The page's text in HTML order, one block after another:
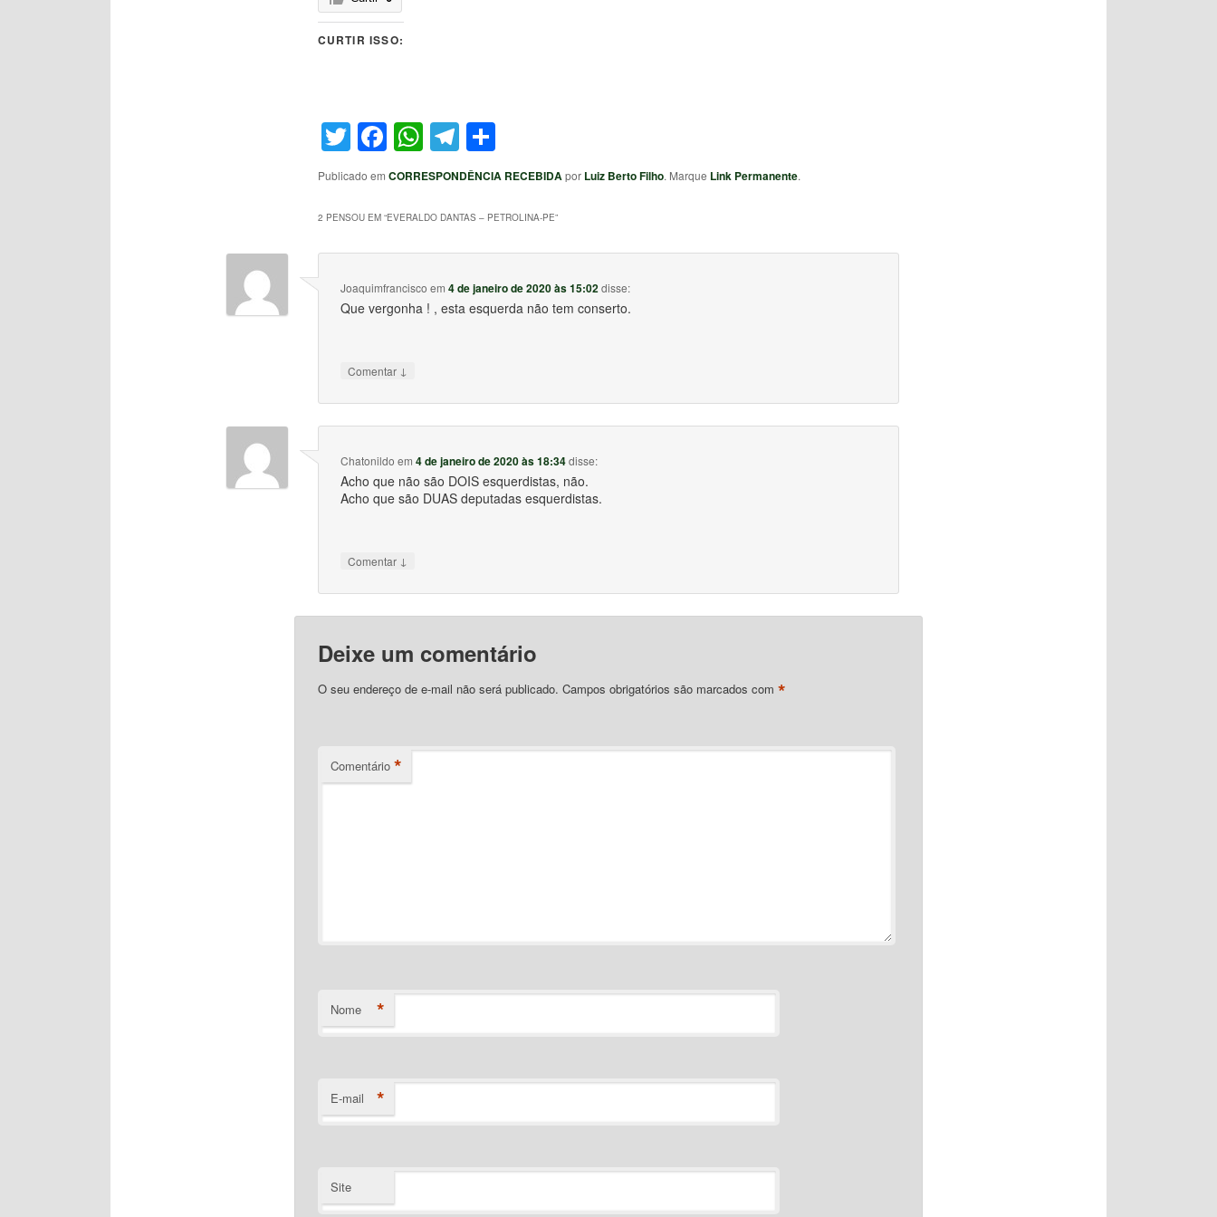
CURTIR ISSO:
Twitter
Facebook
WhatsApp
Telegram
Share
Publicado em CORRESPONDÊNCIA RECEBIDApor Luiz Berto Filho. Marque Link Permanente.
2 PENSOU EM “EVERALDO DANTAS – PETROLINA-PE”
Joaquimfrancisco em4 de janeiro de 2020 às 15:02disse:
Que vergonha ! , esta esquerda não tem conserto.
Comentar ↓
Chatonildo em4 de janeiro de 2020 às 18:34disse:
Acho que não são DOIS esquerdistas, não.
Acho que são DUAS deputadas esquerdistas.
Comentar ↓
Deixe um comentário
O seu endereço de e-mail não será publicado. Campos obrigatórios são marcados com *
Comentário *
Nome *
E-mail *
Site